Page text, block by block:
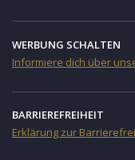
WERBUNG SCHALTEN
Informiere dich über
BARRIEREFREIHEIT
Erklärung zur